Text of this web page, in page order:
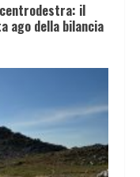
il
ago della bilancia